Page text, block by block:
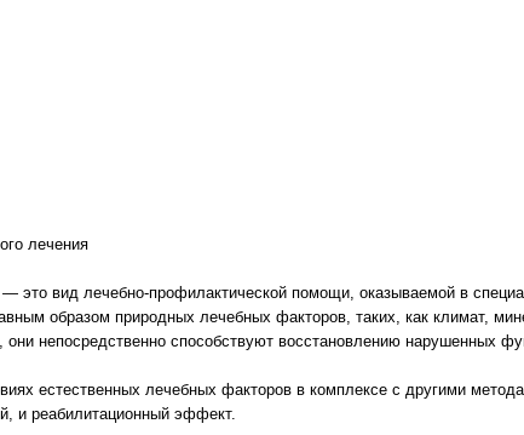
лечения
— это вид лечебно-профилактической помощи, оказываемой в
образом природных лечебных факторов, таких, как климат,
непосредственно способствуют восстановлению нарушенных
естественных лечебных факторов в комплексе с другими
и реабилитационный эффект.